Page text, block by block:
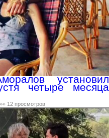
установил
четыре месяца
👀 12 просмотров